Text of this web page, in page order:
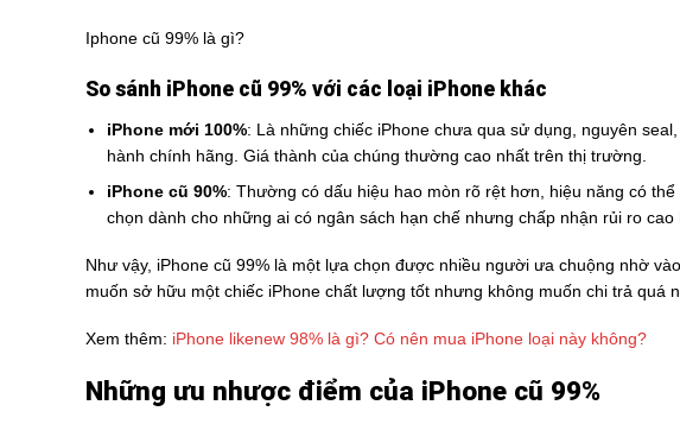
Iphone cũ 99% là gì?
So sánh iPhone cũ 99% với các loại iPhone khác
iPhone mới 100%: Là những chiếc iPhone chưa qua sử dụng, nguyên
hành chính hãng. Giá thành của chúng thường cao nhất trên thị trường.
iPhone cũ 90%: Thường có dấu hiệu hao mòn rõ rệt hơn, hiệu năng có
chọn dành cho những ai có ngân sách hạn chế nhưng chấp nhận rủi ro cao
Như vậy, iPhone cũ 99% là một lựa chọn được nhiều người ưa chuộng nhờ
muốn sở hữu một chiếc iPhone chất lượng tốt nhưng không muốn chi trả quá
Xem thêm: iPhone likenew 98% là gì? Có nên mua iPhone loại này không?
Những ưu nhược điểm của iPhone cũ 99%